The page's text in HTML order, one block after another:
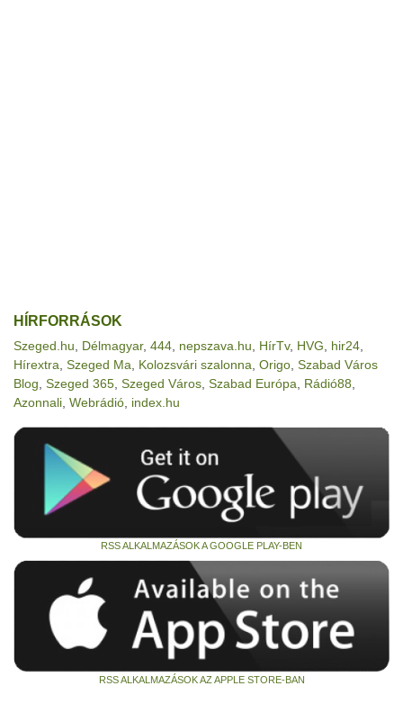
HÍRFORRÁSOK
Szeged.hu Délmagyar, 444 nepszava.hu HírTv, HVG hir24
Hírextra Szeged Ma Kolozsvári szalonna Origo Szabad Város
Blog Szeged 365 Szeged Város Szabad Európa Rádió88
Azonnali Webrádió index.hu
RSS ALKALMAZÁSOK A GOOGLE PLAY-BEN
RSS ALKALMAZÁSOK AZ APPLE STORE-BAN